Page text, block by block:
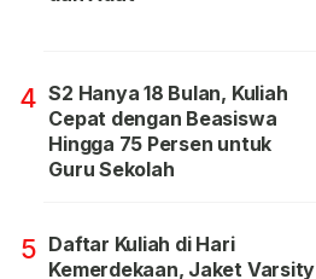
4 S2 Hanya 18 Bulan, Kuliah
Cepat dengan Beasiswa
Hingga 75 Persen untuk
Guru Sekolah
5 Daftar Kuliah di Hari
Kemerdekaan, Jaket Varsity